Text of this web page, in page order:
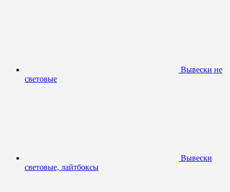
Вывески не
световые
Вывески
световые, лайтбоксы